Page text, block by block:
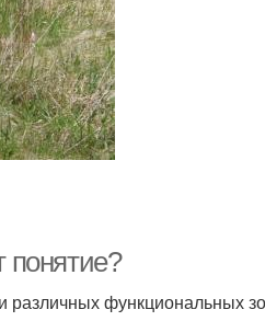
понятие?
различных функциональных